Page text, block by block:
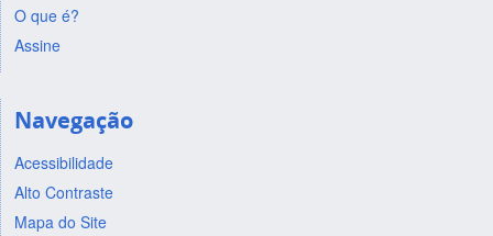
O que é?
Assine
Navegação
Acessibilidade
Alto Contraste
Mapa do Site